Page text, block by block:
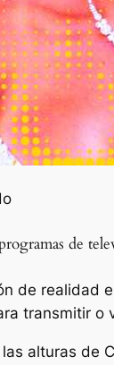
de
de realidad
transmitir o
alturas de